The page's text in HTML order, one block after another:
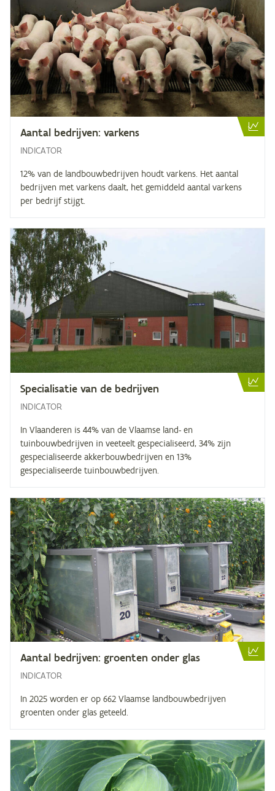
Aan­tal be­drij­ven: varkens
INDICATOR
12% van de landbouwbedrijven houdt varkens. Het aantal
bedrijven met varkens daalt, het gemiddeld aantal varkens
per bedrijf stijgt.
Spe­ci­a­li­sa­tie van de bedrijven
INDICATOR
In Vlaanderen is 44% van de Vlaamse land- en
tuinbouwbedrijven in veeteelt gespecialiseerd, 34% zijn
gespecialiseerde akkerbouwbedrijven en 13%
gespecialiseerde tuinbouwbedrijven.
Aan­tal be­drij­ven: groen­ten on­der glas
INDICATOR
In 2025 worden er op 662 Vlaamse landbouwbedrijven
groenten onder glas geteeld.